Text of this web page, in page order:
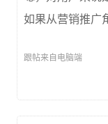
如果从营销推广
跟帖来自电脑端